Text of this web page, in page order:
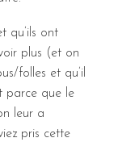
qu’ils ont
plus (et on
folles et qu’il
parce que le
leur a
pris cette